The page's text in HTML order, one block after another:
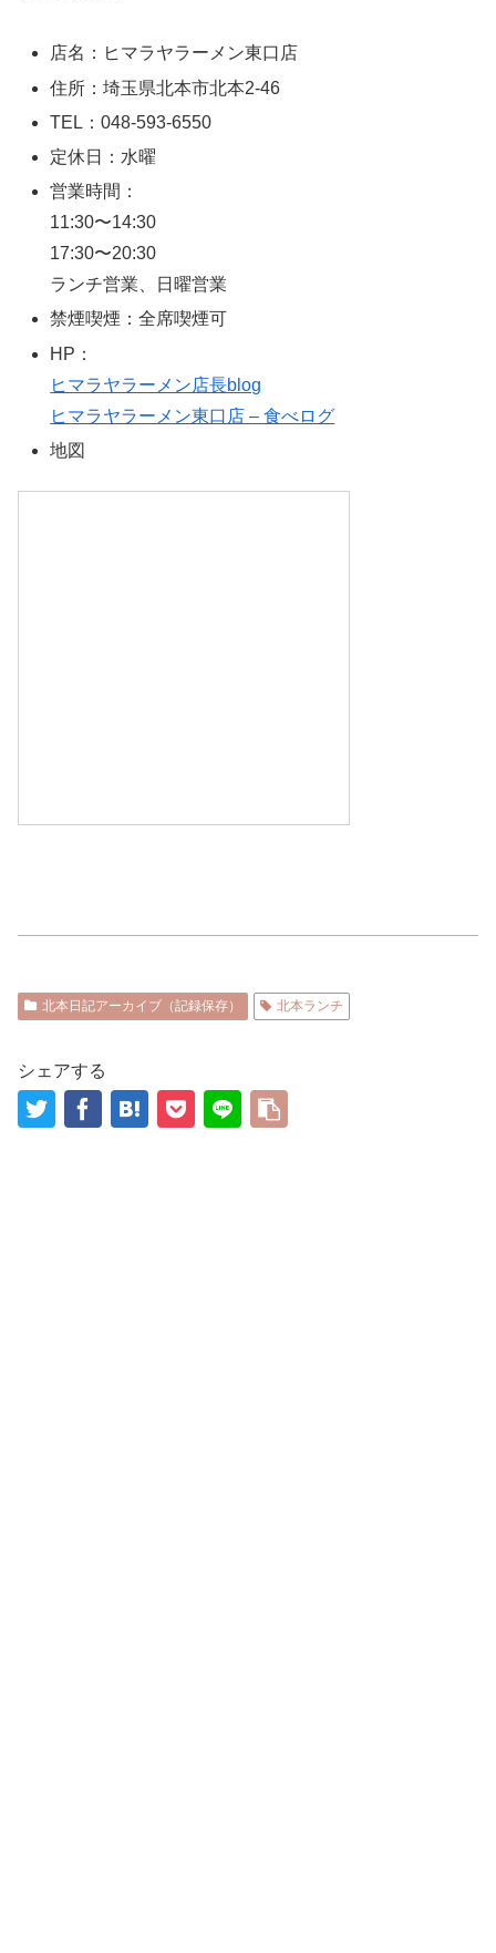
店名：ヒマラヤラーメン東口店
住所：埼玉県北本市北本2-46
TEL：048-593-6550
定休日：水曜
営業時間：
11:30〜14:30
17:30〜20:30
ランチ営業、日曜営業
禁煙喫煙：全席喫煙可
HP：
ヒマラヤラーメン店長blog
ヒマラヤラーメン東口店 – 食べログ
地図
北本日記アーカイブ（記録保存） 北本ランチ
シェアする